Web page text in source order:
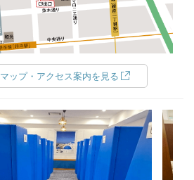
マップ・アクセス案内を見る